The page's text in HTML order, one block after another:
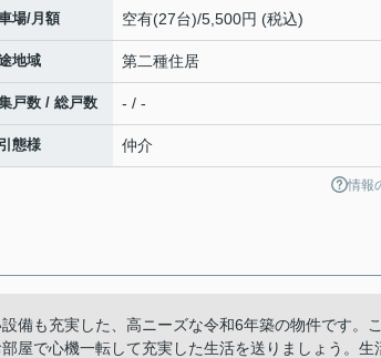
場/月額 空有(27台)/5,500円 (税込)
地域 第二種住居
戸数 / 総戸数 - / -
態様 仲介
情報
も充実した、高ニーズな令和6年築の物件です。こ
屋で心機一転して充実した生活を送りましょう。生